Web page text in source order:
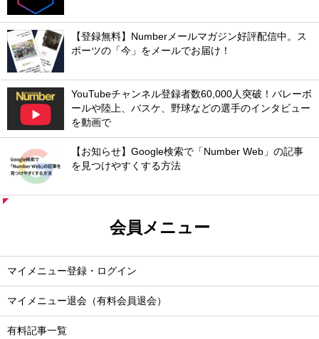
【登録無料】Numberメールマガジン好評配信中。ス
ポーツの「今」をメールでお届け！
YouTubeチャンネル登録者数60,000人突破！バレーボ
ールや陸上、バスケ、野球などの選手のインタビュー
を動画で
【お知らせ】Google検索で「Number Web」の記事
を見つけやすくする方法
会員メニュー
マイメニュー登録・ログイン
マイメニュー退会（有料会員退会）
有料記事一覧